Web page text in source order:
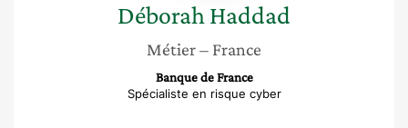
Déborah Haddad
Métier– France
Banque de France
Spécialiste en risque cyber